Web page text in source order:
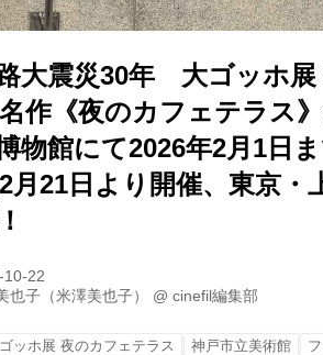
大震災30年 大ゴッホ
作《夜のカフェテラス
物館にて2026年2月1日
月21日より開催、東京・
10-22
也子（米澤美也子）
@cinefil編集部
ッホ展 夜のカフェテラス 神戸市立美術館